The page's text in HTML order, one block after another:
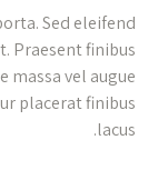
Sed eleifend
Praesent finibus
massa vel augue
placerat finibus
lacus.